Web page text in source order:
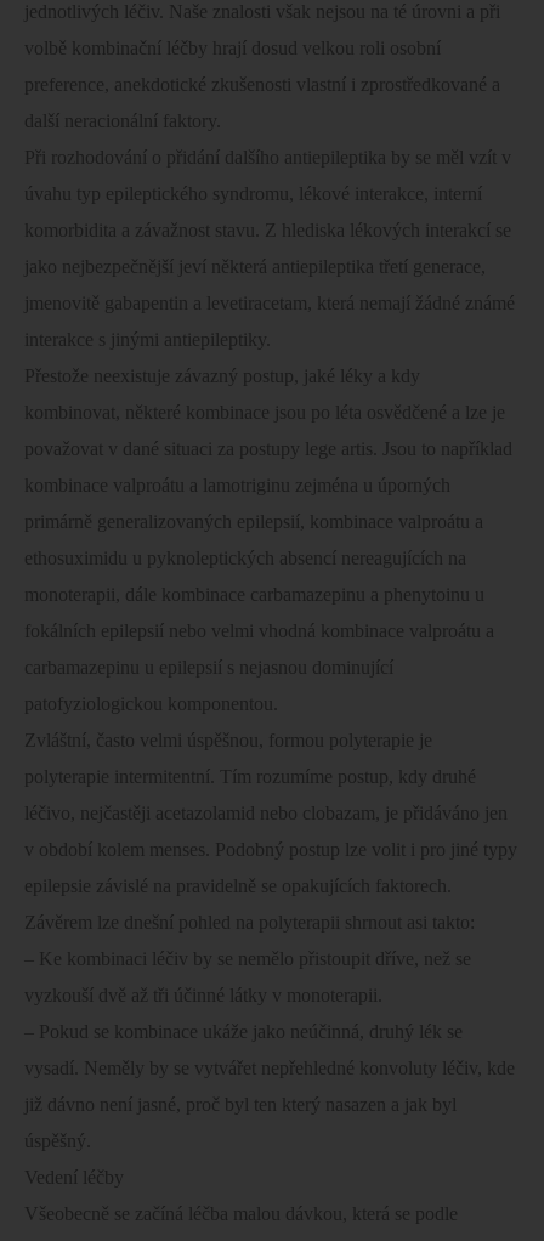
jednotlivých léčiv. Naše znalosti však nejsou na té úrovni a při
volbě kombinační léčby hrají dosud velkou roli osobní
preference, anekdotické zkušenosti vlastní i zprostředkované a
další neracionální faktory.
Při rozhodování o přidání dalšího antiepileptika by se měl vzít v
úvahu typ epileptického syndromu, lékové interakce, interní
komorbidita a závažnost stavu. Z hlediska lékových interakcí se
jako nejbezpečnější jeví některá antiepileptika třetí generace,
jmenovitě gabapentin a levetiracetam, která nemají žádné známé
interakce s jinými antiepileptiky.
Přestože neexistuje závazný postup, jaké léky a kdy
kombinovat, některé kombinace jsou po léta osvědčené a lze je
považovat v dané situaci za postupy lege artis. Jsou to například
kombinace valproátu a lamotriginu zejména u úporných
primárně generalizovaných epilepsií, kombinace valproátu a
ethosuximidu u pyknoleptických absencí nereagujících na
monoterapii, dále kombinace carbamazepinu a phenytoinu u
fokálních epilepsií nebo velmi vhodná kombinace valproátu a
carbamazepinu u epilepsií s nejasnou dominující
patofyziologickou komponentou.
Zvláštní, často velmi úspěšnou, formou polyterapie je
polyterapie intermitentní. Tím rozumíme postup, kdy druhé
léčivo, nejčastěji acetazolamid nebo clobazam, je přidáváno jen
v období kolem menses. Podobný postup lze volit i pro jiné typy
epilepsie závislé na pravidelně se opakujících faktorech.
Závěrem lze dnešní pohled na polyterapii shrnout asi takto:
– Ke kombinaci léčiv by se nemělo přistoupit dříve, než se
vyzkouší dvě až tři účinné látky v monoterapii.
– Pokud se kombinace ukáže jako neúčinná, druhý lék se
vysadí. Neměly by se vytvářet nepřehledné konvoluty léčiv, kde
již dávno není jasné, proč byl ten který nasazen a jak byl
úspěšný.
Vedení léčby
Všeobecně se začíná léčba malou dávkou, která se podle